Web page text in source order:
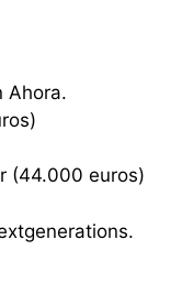
Ahora.
(44.000 euros)